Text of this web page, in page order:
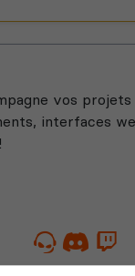
vos
interfaces